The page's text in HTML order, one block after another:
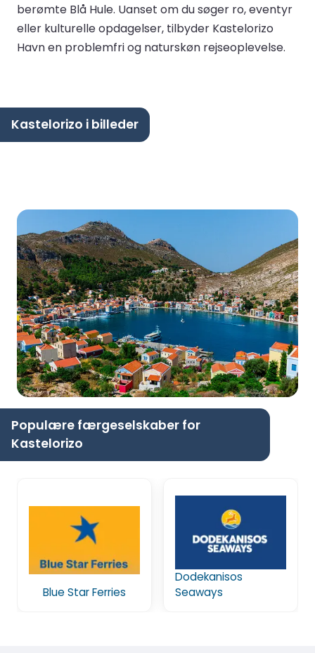
berømte Blå Hule. Uanset om du søger ro, eventyr
eller kulturelle opdagelser, tilbyder Kastelorizo
Havn en problemfri og naturskøn rejseoplevelse.
Kastelorizo i billeder
Populære færgeselskaber for
Kastelorizo
Blue Star Ferries
Dodekanisos
Seaways